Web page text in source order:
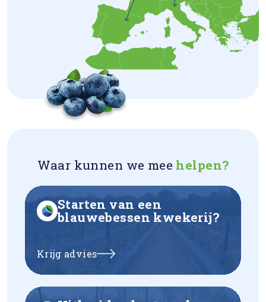
Waar kunnen we mee helpen?
Starten van een
blauwebessen kwekerij?
Krijg advies